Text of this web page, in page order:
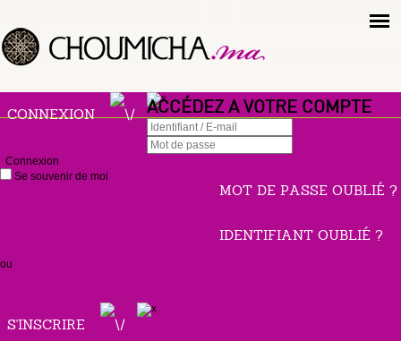
CONNEXION ACCÉDEZ A VOTRE COMPTE
Connexion
Se souvenir de moi
MOT DE PASSE OUBLIÉ ?
IDENTIFIANT OUBLIÉ ?
ou
S'INSCRIRE